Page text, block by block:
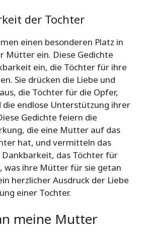
der Tochter
einen besonderen Platz in
Mütter ein. Diese Gedichte
ein, die Töchter für ihre
Sie drücken die Liebe und
die Töchter für die Opfer,
die endlose Unterstützung ihrer
Gedichte feiern die
die eine Mutter auf das
hat, und vermitteln das
das Töchter für
was ihre Mütter für sie getan
herzlicher Ausdruck der Liebe
einer Tochter.
meine Mutter